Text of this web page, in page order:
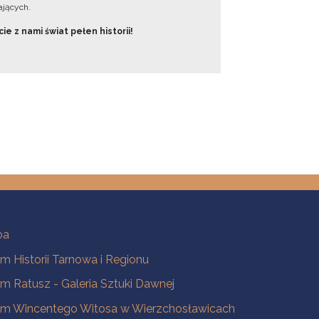
z nami świat pełen historii!
Historii Tarnowa i Regionu
Ratusz - Galeria Sztuki Dawnej
Wincentego Witosa w Wierzchosławicach